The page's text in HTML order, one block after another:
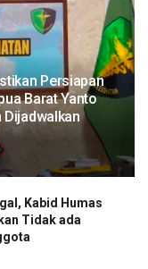
Persiapan
Barat Yanto
Dijadwalkan
Kabid Humas
Tidak ada